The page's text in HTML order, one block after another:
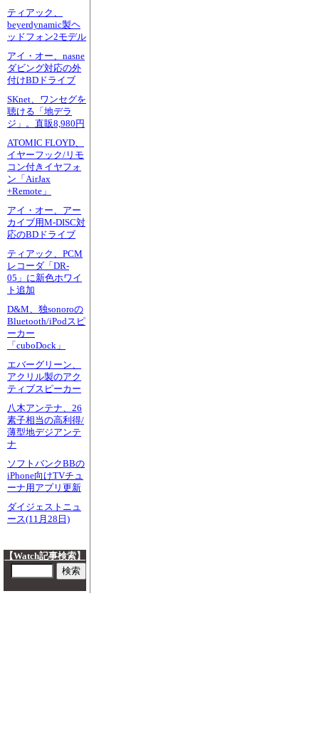
ティアック、
beyerdynamic製ヘ
ッドフォン2モデル
アイ・オー、nasne
ダビング対応の外
付けBDドライブ
SKnet、ワンセグを
聴ける「地デラ
ジ」。直販8,980円
ATOMIC FLOYD、
イヤーフック/リモ
コン付きイヤフォ
ン「AirJax
+Remote」
アイ・オー、アー
カイブ用M-DISC対
応のBDドライブ
ティアック、PCM
レコーダ「DR-
05」に新色ホワイ
ト追加
D&M、独sonoroの
Bluetooth/iPodスピ
ーカー
「cuboDock」
エバーグリーン、
アクリル製のアク
ティブスピーカー
八木アンテナ、26
素子相当の高利得/
薄型地デジアンテ
ナ
ソフトバンクBBの
iPhone向けTVチュ
ーナ用アプリ更新
ダイジェストニュ
ース(11月28日)
【Watch記事検索】